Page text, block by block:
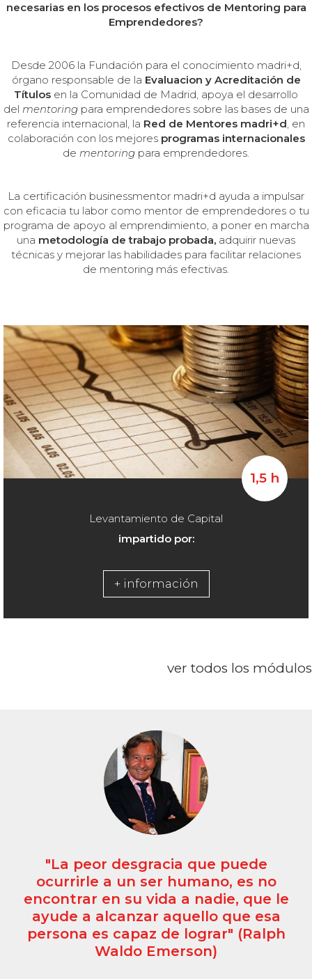
necesarias en los procesos efectivos de Mentoring para
Emprendedores?
Desde 2006 la Fundación para el conocimiento madri+d,
órgano responsable de la Evaluacion y Acreditación de
Títulos en la Comunidad de Madrid, apoya el desarrollo
del mentoringpara emprendedores sobre las bases de una
referencia internacional, la Red de Mentores madri+d, en
colaboración con los mejores programas internacionales
de mentoring para emprendedores.
La certificación businessmentor madri+d ayuda a impulsar
con eficacia tu labor como mentor de emprendedores o tu
programa de apoyo al emprendimiento, a poner en marcha
una metodología de trabajo probada, adquirir nuevas
técnicas y mejorar las habilidades para facilitar relaciones
de mentoring más efectivas.
1,5 h
Levantamiento de Capital
impartido por:
+ información
ver todos los módulos
peor desgracia que puede
a un ser humano, es no
en su vida a nadie, que le
a alcanzar aquello que esa
es capaz de lograr" (Ralph
Waldo Emerson)
"La